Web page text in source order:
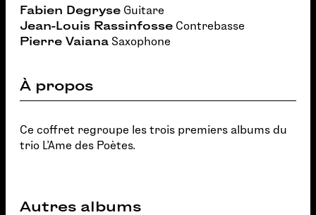
Fabien Degryse Guitare
Jean-Louis Rassinfosse Contrebasse
Pierre Vaiana Saxophone
À propos
Ce coffret regroupe les trois premiers albums du
trio L'Ame des Poètes.
Autres albums